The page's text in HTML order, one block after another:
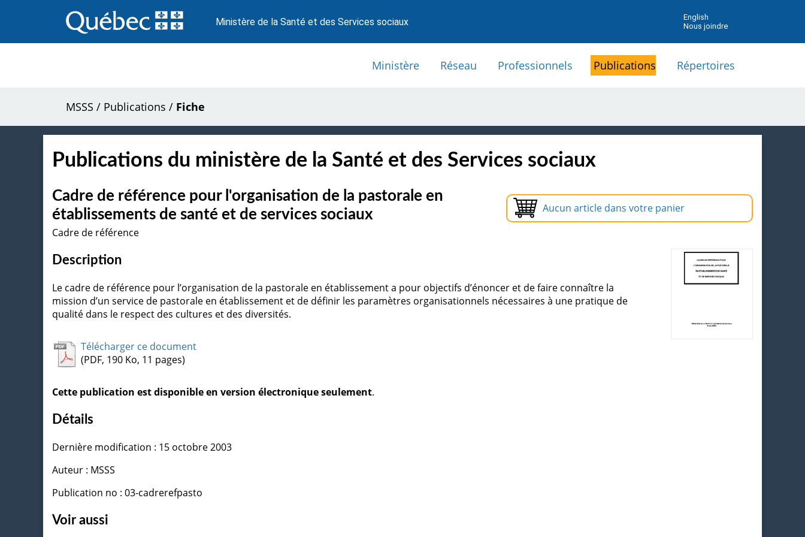
au
contenu
Ministère de la Santé et des Services sociaux
English
Nous joindre
Ministère Réseau Professionnels Publications Répertoires
MSSS / Publications / Fiche
Publications du ministère de la Santé et des Services sociaux
Aucun article dans votre panier
Cadre de référence pour l'organisation de la pastorale en
établissements de santé et de services sociaux
Cadre de référence
Description
Le cadre de référence pour l’organisation de la pastorale en établissement a pour objectifs d’énoncer et de faire connaître la
mission d’un service de pastorale en établissement et de définir les paramètres organisationnels nécessaires à une pratique de
qualité dans le respect des cultures et des diversités.
Télécharger ce document
(PDF, 190 Ko, 11 pages)
Cette publication est disponible en version électronique seulement.
Détails
Dernière modification : 15 octobre 2003
Auteur : MSSS
Publication no : 03-cadrerefpasto
Voir aussi